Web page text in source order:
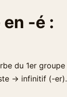
-é :
du 1er groupe
→ infinitif (-er).